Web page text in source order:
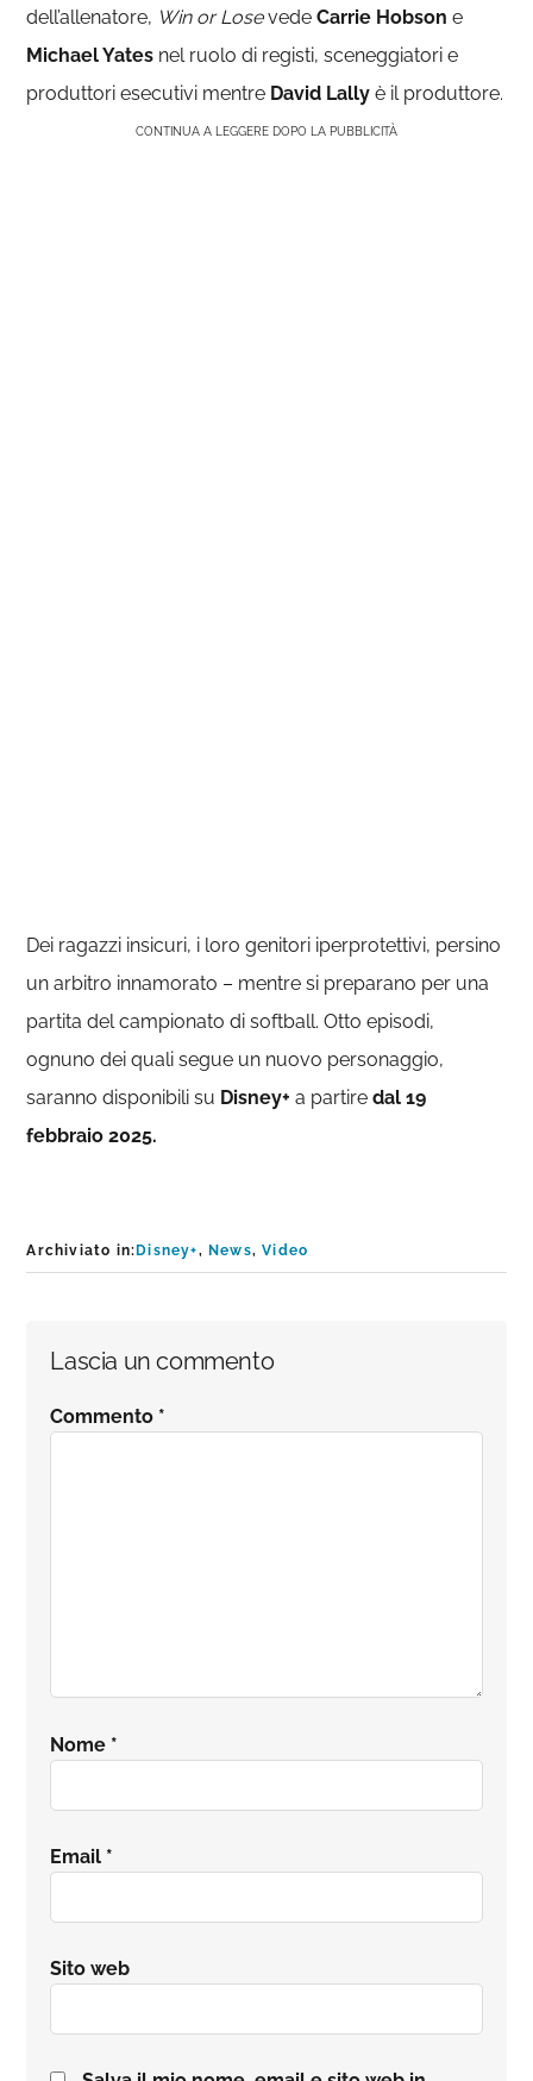
dell’allenatore, Win or LosevedeCarrie Hobson e
Michael Yates nel ruolo di registi, sceneggiatori e
produttori esecutivi mentre David Lally è il produttore.
CONTINUA A LEGGERE DOPO LA PUBBLICITÀ
Dei ragazzi insicuri, i loro genitori iperprotettivi, persino
un arbitro innamorato – mentre si preparano per una
partita del campionato di softball.Otto episodi,
ognuno dei quali segue un nuovo personaggio,
saranno disponibili su Disney+ a partiredal 19
febbraio 2025.
Archiviato in: Disney+, News,Video
Interazioni
del
Lascia un commento
Commento *
Nome *
Email *
Sito web